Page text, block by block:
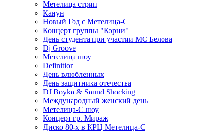
Метелица стрип
Канун
Новый Год с Метелица-С
Концерт группы "Корни"
День студента при участии МС Белова
Dj Groove
Метелица шоу
Definition
День влюбленных
День защитника отечества
DJ Boyko & Sound Shocking
Международный женский день
Метелица-С шоу
Концерт гр. Мираж
Диско 80-х в КРЦ Метелица-С